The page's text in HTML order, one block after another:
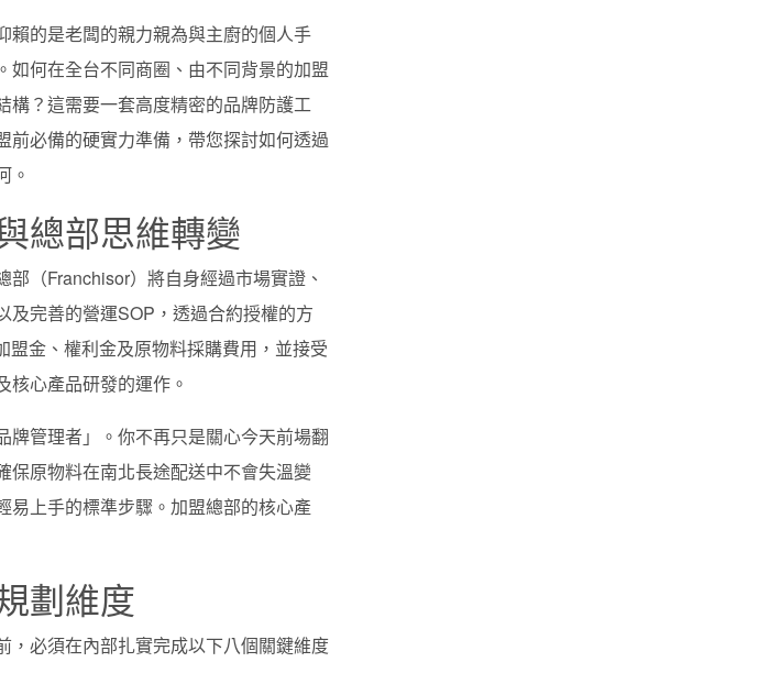
賴的是老闆的親力親為與主廚的個人手
何在全台不同商圈、由不同背景的加盟
構？這需要一套高度精密的品牌防護工
必備的硬實力準備，帶您探討如何透過
。
總部思維轉變
（Franchisor）將自身經過市場實證、
及完善的營運SOP，透過合約授權的方
金、權利金及原物料採購費用，並接受
心產品研發的運作。
管理者」。你不再只是關心今天前場翻
保原物料在南北長途配送中不會失溫變
易上手的標準步驟。加盟總部的核心產
劃維度
，必須在內部扎實完成以下八個關鍵維度